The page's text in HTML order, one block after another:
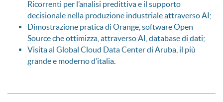
Ricorrenti per l’analisi predittiva e il supporto
decisionale nella produzione industriale attraverso AI;
Dimostrazione pratica di Orange, software Open
Source che ottimizza, attraverso AI, database di dati;
Visita al Global Cloud Data Center di Aruba, il più
grande e moderno d’italia.